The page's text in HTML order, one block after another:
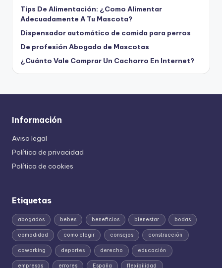
Tips De Alimentación: ¿Como Alimentar
Adecuadamente A Tu Mascota?
Dispensador automático de comida para perros
De profesión Abogado de Mascotas
¿Cuánto Vale Comprar Un Cachorro En Internet?
Información
Aviso legal
Política de privacidad
Política de cookies
Etiquetas
abogados bebes beneficios bienestar bodas
comodidad como elegir consejos construcción
coworking deportes derecho educación
empresas errores España flexibilidad